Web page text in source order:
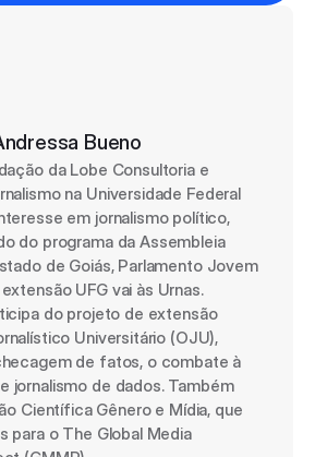
Bueno
da Lobe Consultoria e
na Universidade Federal
em jornalismo político,
do programa da Assembleia
de Goiás, Parlamento Jovem
UFG vai às Urnas.
do projeto de extensão
Universitário (OJU),
de fatos, o combate à
jornalismo de dados. Também
Científica Gênero e Mídia, que
para o The Global Media